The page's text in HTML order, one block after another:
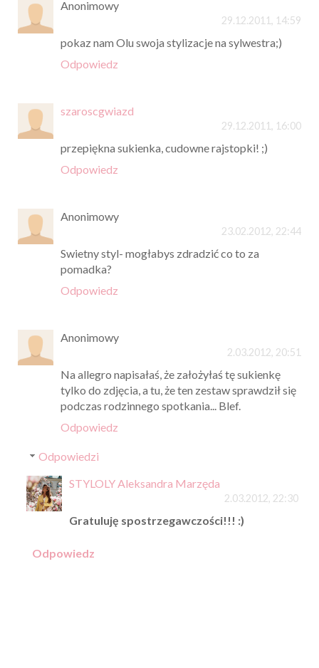
Anonimowy
29.12.2011, 14:59
pokaz nam Olu swoja stylizacje na sylwestra;)
Odpowiedz
szaroscgwiazd
29.12.2011, 16:00
przepiękna sukienka, cudowne rajstopki! ;)
Odpowiedz
Anonimowy
23.02.2012, 22:44
Swietny styl- mogłabys zdradzić co to za
pomadka?
Odpowiedz
Anonimowy
2.03.2012, 20:51
Na allegro napisałaś, że założyłaś tę sukienkę
tylko do zdjęcia, a tu, że ten zestaw sprawdził się
podczas rodzinnego spotkania... Blef.
Odpowiedz
Odpowiedzi
STYLOLY Aleksandra Marzęda
2.03.2012, 22:30
Gratuluję spostrzegawczości!!! :)
Odpowiedz